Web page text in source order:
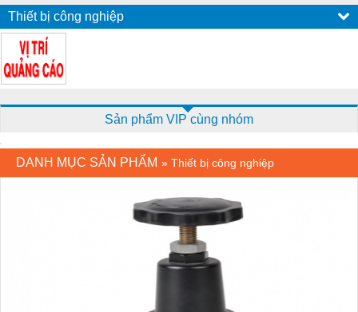
Thiết bị công nghiệp
Sản phẩm VIP cùng nhóm
DANH MỤC SẢN PHẨM » Thiết bị công nghiệp